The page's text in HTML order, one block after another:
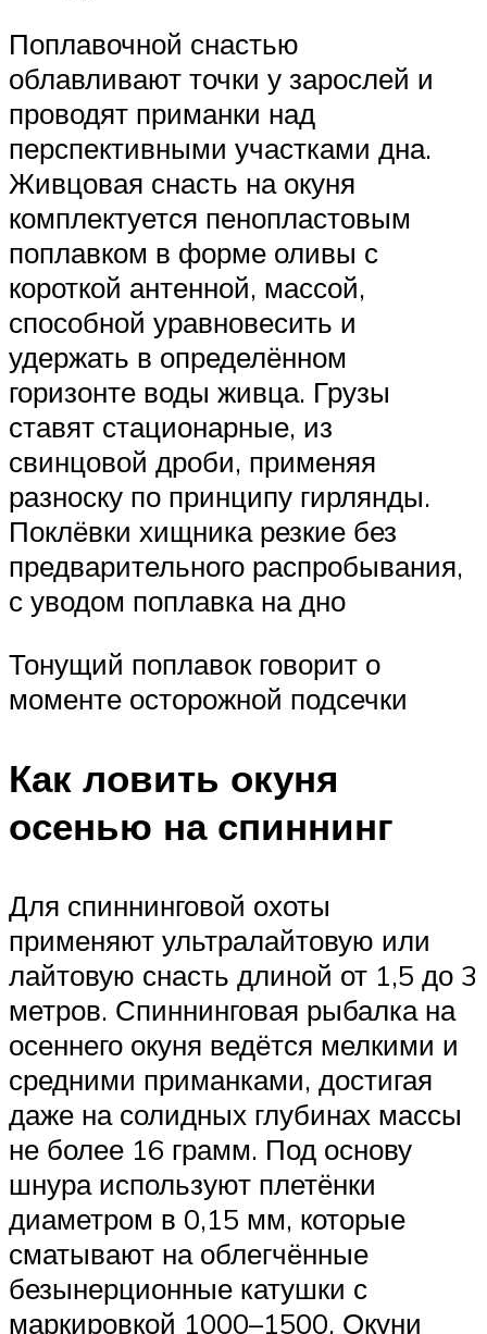
Поплавочной снастью
облавливают точки у зарослей и
проводят приманки над
перспективными участками дна.
Живцовая снасть на окуня
комплектуется пенопластовым
поплавком в форме оливы с
короткой антенной, массой,
способной уравновесить и
удержать в определённом
горизонте воды живца. Грузы
ставят стационарные, из
свинцовой дроби, применяя
разноску по принципу гирлянды.
Поклёвки хищника резкие без
предварительного распробывания,
с уводом поплавка на дно
Тонущий поплавок говорит о
моменте осторожной подсечки
Как ловить окуня
осенью на спиннинг
Для спиннинговой охоты
применяют ультралайтовую или
лайтовую снасть длиной от 1,5 до 3
метров. Спиннинговая рыбалка на
осеннего окуня ведётся мелкими и
средними приманками, достигая
даже на солидных глубинах массы
не более 16 грамм. Под основу
шнура используют плетёнки
диаметром в 0,15 мм, которые
сматывают на облегчённые
безынерционные катушки с
маркировкой 1000–1500. Окуни